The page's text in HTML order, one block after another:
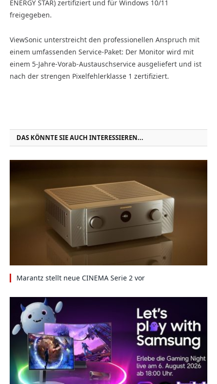
ENERGY STAR) zertifiziert und für Windows 10/11
freigegeben.
ViewSonic unterstreicht den professionellen Anspruch mit
einem umfassenden Service-Paket: Der Monitor wird mit
einem 5-Jahre-Vorab-Austauschservice ausgeliefert und ist
nach der strengen Pixelfehlerklasse 1 zertifiziert.
DAS KÖNNTE SIE AUCH INTERESSIEREN...
Marantz stellt neue CINEMA Serie 2 vor